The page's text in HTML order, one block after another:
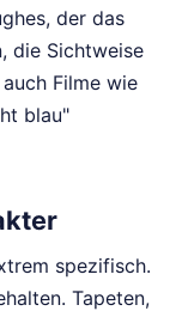
der das
die Sichtweise
Filme wie
blau"
spezifisch.
Tapeten,